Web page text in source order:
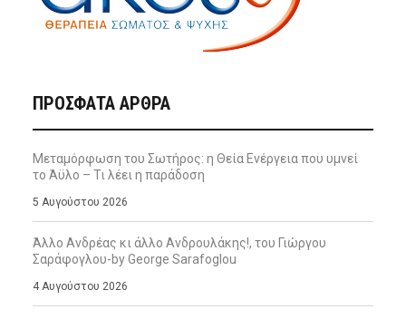
ΠΡΌΣΦΑΤΑ ΆΡΘΡΑ
Μεταμόρφωση του Σωτήρος: η Θεία Ενέργεια που υμνεί
το Άϋλο – Τι λέει η παράδοση
5 Αυγούστου 2026
Άλλο Ανδρέας κι άλλο Ανδρουλάκης!, του Γιώργου
Σαράφογλου-by George Sarafoglou
4 Αυγούστου 2026